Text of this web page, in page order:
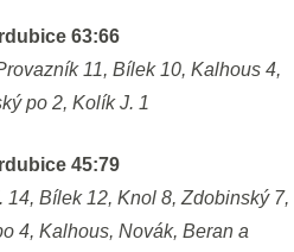
63:66
11, Bílek 10, Kalhous 4,
po 2, Kolík J. 1
45:79
Bílek 12, Knol 8, Zdobinský 7,
4, Kalhous, Novák, Beran a